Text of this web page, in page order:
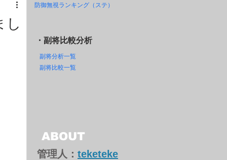
し
防御無視ランキング（ステ）
副将分析一覧
副将比較一覧
・副将比較分析
ABOUT
管理人： teketeke